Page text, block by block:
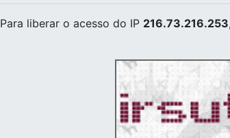
Para liberar o acesso do IP 216.73.216.253